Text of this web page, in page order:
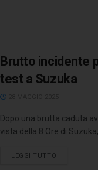
Brutto incidente
test a Suzuka
Dopo una brutta caduta
vista della 8 Ore di Suzuka,
LEGGI TUTTO